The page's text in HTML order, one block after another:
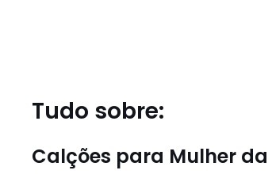
Tudo sobre:
Calções para Mulher